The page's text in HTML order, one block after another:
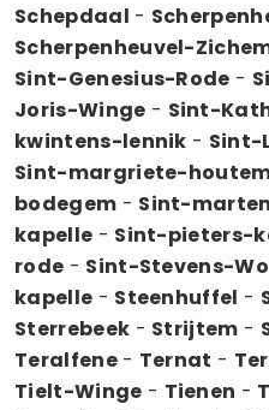
Schepdaal -
Scherpenheuvel-
Sint-Genesius-Rode -
Joris-Winge - Sint-
kwintens-lennik - Sint-
Sint-margriete-
bodegem - Sint-
kapelle - Sint-pieters-
rode - Sint-Stevens-
kapelle - Steenhuffel -
Sterrebeek - Strijtem -
Teralfene- Ternat -
Tielt-Winge - Tienen -